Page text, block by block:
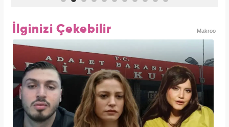
İlginizi Çekebilir Makroo